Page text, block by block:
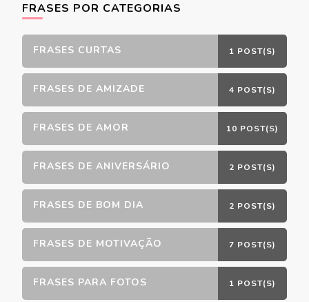
FRASES POR CATEGORIAS
FRASES CURTAS 1 POST(S)
FRASES DE AMIZADE 4 POST(S)
FRASES DE AMOR 10 POST(S)
FRASES DE ANIVERSÁRIO 2 POST(S)
FRASES DE BOM DIA 2 POST(S)
FRASES DE MOTIVAÇÃO 7 POST(S)
FRASES PARA FOTOS 1 POST(S)